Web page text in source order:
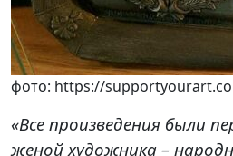
фото: https://
«Все произведения были
женой художника –